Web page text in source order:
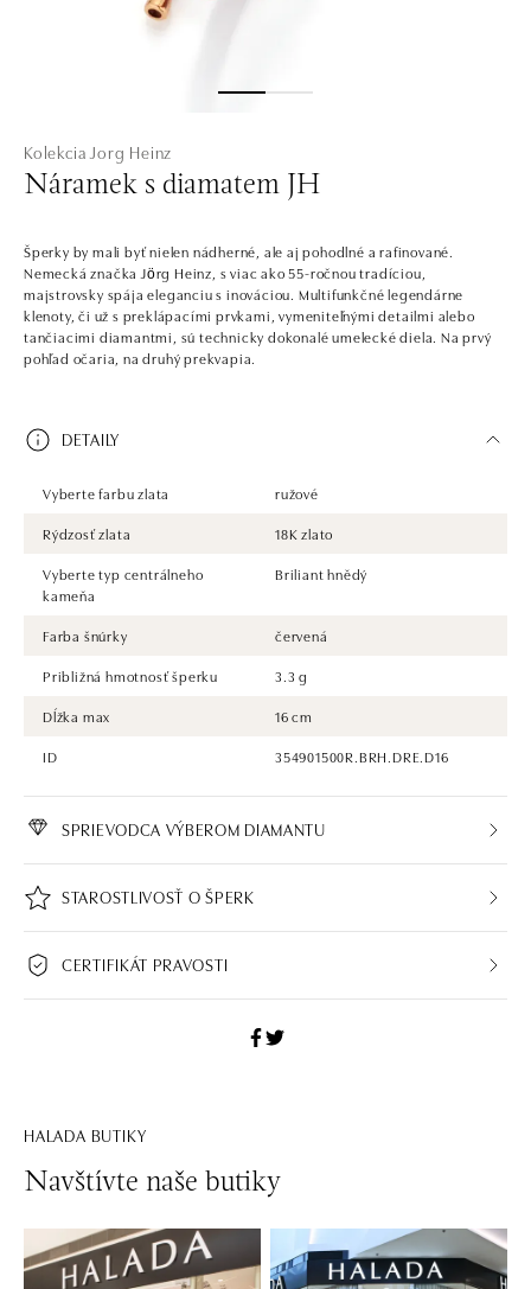
Kolekcia Jorg Heinz
Náramek s diamatem JH
Šperky by mali byť nielen nádherné, ale aj pohodlné a rafinované.
Nemecká značka Jörg Heinz, s viac ako 55-ročnou tradíciou,
majstrovsky spája eleganciu s inováciou. Multifunkčné legendárne
klenoty, či už s preklápacími prvkami, vymeniteľnými detailmi alebo
tančiacimi diamantmi, sú technicky dokonalé umelecké diela. Na prvý
pohľad očaria, na druhý prekvapia.
DETAILY
Vyberte farbu zlata
ružové
Rýdzosť zlata
18K zlato
Vyberte typ centrálneho
kameňa
Briliant hnědý
Farba šnúrky
červená
Približná hmotnosť šperku
3.3 g
Dĺžka max
16 cm
ID
354901500R.BRH.DRE.D16
SPRIEVODCA VÝBEROM DIAMANTU
STAROSTLIVOSŤ O ŠPERK
CERTIFIKÁT PRAVOSTI
HALADA BUTIKY
Navštívte naše butiky